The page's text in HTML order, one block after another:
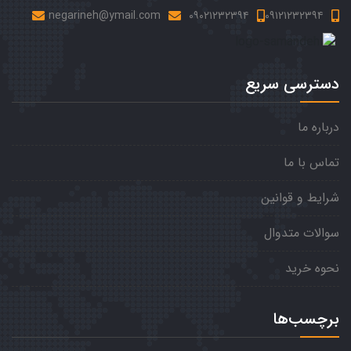
۰۹۱۲۱۲۳۲۳۹۴
۰۹۰۲۱۲۳۲۳۹۴ negarineh@ymail.com
دسترسی سریع
درباره ما
تماس با ما
شرایط و قوانین
سوالات متدوال
نحوه خرید
برچسب‌ها